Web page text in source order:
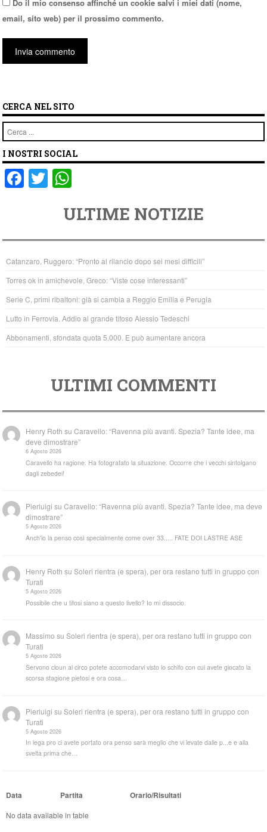
Do il mio consenso affinché un cookie salvi i miei dati (nome,
email, sito web) per il prossimo commento.
CERCA NEL SITO
Cerca
I NOSTRI SOCIAL
F
e
b
o
o
k
T
er
at
s
A
p
p
ULTIME NOTIZIE
Catanzaro, Ruggero: “Pronto al rilancio dopo sei mesi difficili”
Torres ok in amichevole, Greco: “Viste cose interessanti”
Serie C, primi ribaltoni: già si cambia a Reggio Emilia e Perugia
Lutto in Ferrovia. Addio al grande tifoso Alessio Tedeschi
Abbonamenti, sfondata quota 5.000. E può aumentare ancora
ULTIMI COMMENTI
Henry Roth suCaravello: “Ravenna più avanti. Spezia? Tante idee, ma
deve dimostrare”
6 Agosto 2026
Caravello ha ragione. Ha fotografato la situazione. Occorre che i vecchi sintolgano
dagli zebedei!
Pierluigi suCaravello: “Ravenna più avanti. Spezia? Tante idee, ma deve
dimostrare”
5 Agosto 2026
Anch'io la penso così specialmente come over 33..... FATE DOI LASTRE ASE
Henry Roth suSoleri rientra (e spera), per ora restano tutti in gruppo con
Turati
5 Agosto 2026
Possibile che u tifosi siano a questo livello? Io mi dissocio.
Massimo suSoleri rientra (e spera), per ora restano tutti in gruppo con
Turati
5 Agosto 2026
Servono cloun al circo potete accomodarvi visto lo schifo con cui avete giocato la
scorsa stagione pietosi e ora cosa…
Pierluigi suSoleri rientra (e spera), per ora restano tutti in gruppo con
Turati
5 Agosto 2026
In lega pro ci avete portato ora penso sarà meglio che vi levate dalle p...e e alla
svelta prima che…
Data Partita Orario/Risultati
No data available in table